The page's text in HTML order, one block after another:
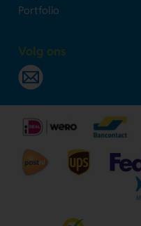
Portfolio
Volg ons